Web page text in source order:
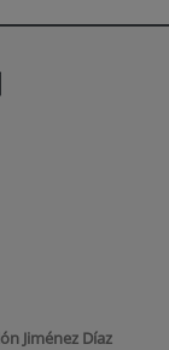
Jiménez Díaz